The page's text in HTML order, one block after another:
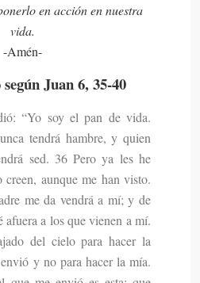
en acción en nuestra
vida.
-Amén-
Juan 6, 35-40
“Yo soy el pan de vida.
tendrá hambre, y quien
sed. 36 Pero ya les he
creen, aunque me han visto.
me da vendrá a mí; y de
afuera a los que vienen a mí.
del cielo para hacer la
y no para hacer la mía.